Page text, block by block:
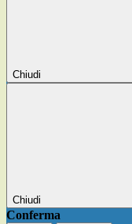
Chiudi
Chiudi
Conferma